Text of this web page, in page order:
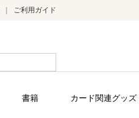
ご利用ガイド
書籍 カード関連グッズ